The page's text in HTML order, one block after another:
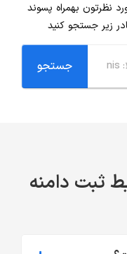
نظرتون بهمراه پسوند
ثبت دامنه